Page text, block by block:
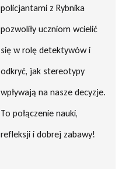
policjantami z Rybnika
pozwoliły uczniom wcielić
się w rolę detektywów i
odkryć, jak stereotypy
wpływają na nasze decyzje.
To połączenie nauki,
refleksji i dobrej zabawy!